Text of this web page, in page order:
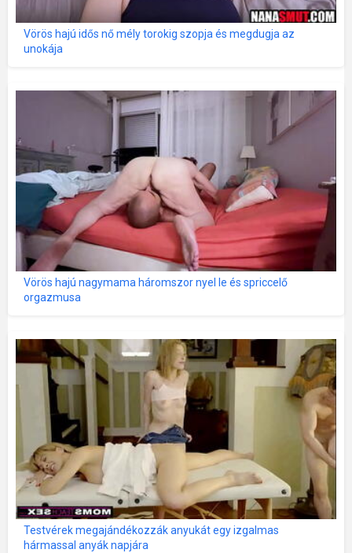
Vörös hajú idős nő mély torokig szopja és megdugja az
unokája
Vörös hajú nagymama háromszor nyel le és spriccelő
orgazmusa
Testvérek megajándékozzák anyukát egy izgalmas
hármassal anyák napjára